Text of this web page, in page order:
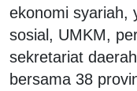
ekonomi syariah,
sosial, UMKM,
sekretariat
bersama 38